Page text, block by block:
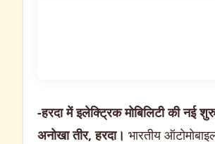
-हरदा में इलेक्ट्रिक मोबिलिटी की नई
अनोखा तीर, हरदा। भारतीय